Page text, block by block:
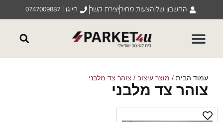
החשבון שליהצעות מחיריצירת קשר חייגו | 0747009887
הבית/ מוצר עיצוב / צוהר צד מלבני
צד מלבני